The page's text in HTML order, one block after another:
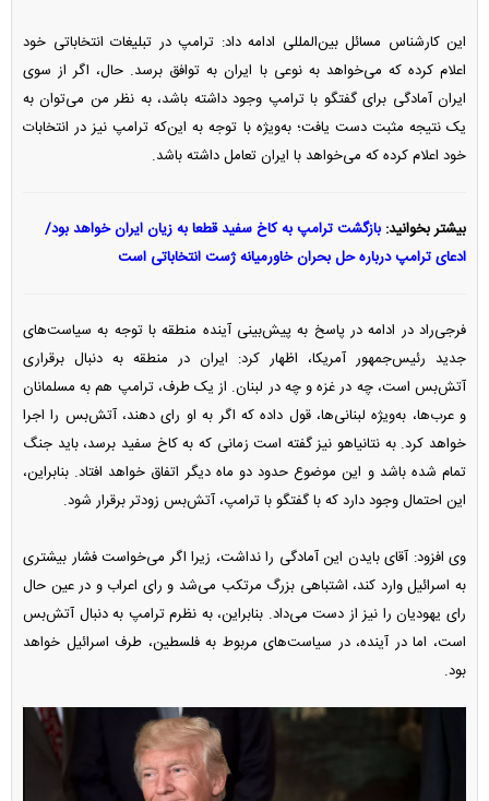
این کارشناس مسائل بین‌المللی ادامه داد: ترامپ در تبلیغات انتخاباتی خود
اعلام کرده که می‌خواهد به نوعی با ایران به توافق برسد. حال، اگر از سوی
ایران آمادگی برای گفتگو با ترامپ وجود داشته باشد، به نظر من می‌توان به
یک نتیجه مثبت دست یافت؛ به‌ویژه با توجه به این‌که ترامپ نیز در انتخابات
خود اعلام کرده که می‌خواهد با ایران تعامل داشته باشد.
بیشتر بخوانید: بازگشت ترامپ به کاخ سفید قطعا به زیان ایران خواهد بود/
ادعای ترامپ درباره حل بحران خاورمیانه ژست انتخاباتی است
فرجی‌راد در ادامه در پاسخ به پیش‌بینی آینده منطقه با توجه به سیاست‌های
جدید رئیس‌جمهور آمریکا، اظهار کرد: ایران در منطقه به دنبال برقراری
آتش‌بس است، چه در غزه و چه در لبنان. از یک طرف، ترامپ هم به مسلمانان
و عرب‌ها، به‌ویژه لبنانی‌ها، قول داده که اگر به او رای دهند، آتش‌بس را اجرا
خواهد کرد. به نتانیاهو نیز گفته است زمانی که به کاخ سفید برسد، باید جنگ
تمام شده باشد و این موضوع حدود دو ماه دیگر اتفاق خواهد افتاد. بنابراین،
این احتمال وجود دارد که با گفتگو با ترامپ، آتش‌بس زودتر برقرار شود.
وی افزود: آقای بایدن این آمادگی را نداشت، زیرا اگر می‌خواست فشار بیشتری
به اسرائیل وارد کند، اشتباهی بزرگ مرتکب می‌شد و رای اعراب و در عین حال
رای یهودیان را نیز از دست می‌داد. بنابراین، به نظرم ترامپ به دنبال آتش‌بس
است، اما در آینده، در سیاست‌های مربوط به فلسطین، طرف اسرائیل خواهد
بود.